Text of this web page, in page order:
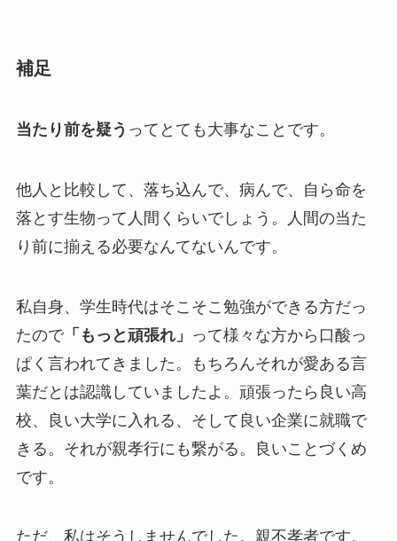
補足
当たり前を疑う ってとても大事なことです。
他人と比較して、落ち込んで、病んで、自ら命を
落とす生物って人間くらいでしょう。人間の当た
り前に揃える必要なんてないんです。
私自身、学生時代はそこそこ勉強ができる方だっ
たので「もっと頑張れ」 って様々な方から口酸っ
ぱく言われてきました。もちろんそれが愛ある言
葉だとは認識していましたよ。頑張ったら良い高
校、良い大学に入れる、そして良い企業に就職で
きる。それが親孝行にも繋がる。良いことづくめ
です。
ただ、私はそうしませんでした。親不孝者です。